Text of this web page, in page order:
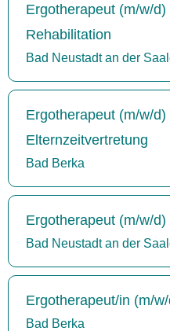
Ergotherapeut (m/w/
Rehabilitation
Bad Neustadt an der
Ergotherapeut (m/w/
Elternzeitvertretung
Bad Berka
Ergotherapeut (m/w/
Bad Neustadt an der
Ergotherapeut/in (m/
Bad Berka